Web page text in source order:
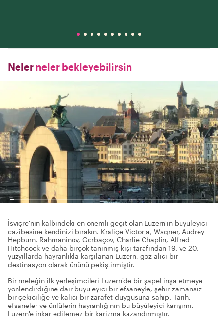
Neler neler bekleyebilirsin
İsviçre'nin kalbindeki en önemli geçit olan Luzern'in büyüleyici
cazibesine kendinizi bırakın. Kraliçe Victoria, Wagner, Audrey
Hepburn, Rahmaninov, Gorbaçov, Charlie Chaplin, Alfred
Hitchcock ve daha birçok tanınmış kişi tarafından 19. ve 20.
yüzyıllarda hayranlıkla karşılanan Luzern, göz alıcı bir
destinasyon olarak ününü pekiştirmiştir.
Bir meleğin ilk yerleşimcileri Luzern'de bir şapel inşa etmeye
yönlendirdiğine dair büyüleyici bir efsaneyle, şehir zamansız
bir çekiciliğe ve kalıcı bir zarafet duygusuna sahip. Tarih,
efsaneler ve ünlülerin hayranlığının bu büyüleyici karışımı,
Luzern'e inkar edilemez bir karizma kazandırmıştır.